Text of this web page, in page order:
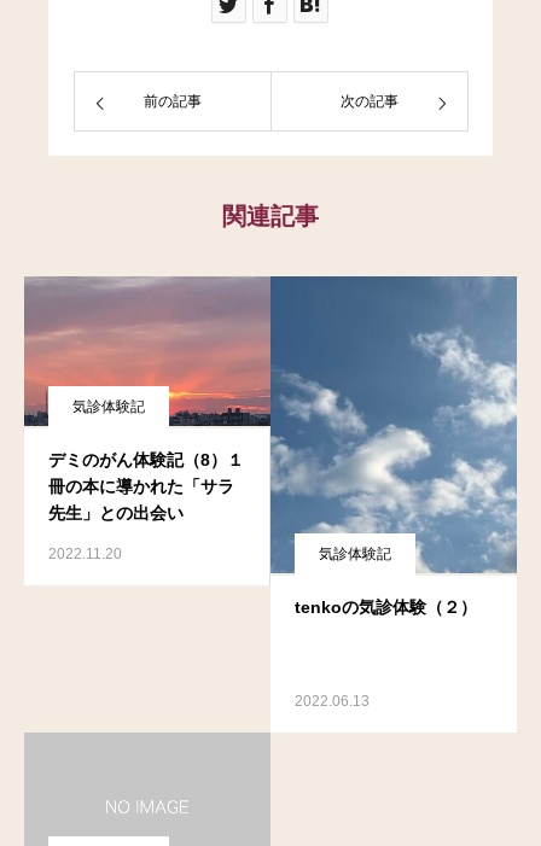
前の記事 次の記事
関連記事
気診体験記
デミのがん体験記（8）１
冊の本に導かれた「サラ
先生」との出会い
2022.11.20 気診体験記
tenkoの気診体験（２）
2022.06.13